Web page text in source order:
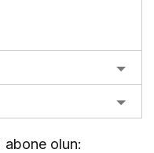
abone olun: